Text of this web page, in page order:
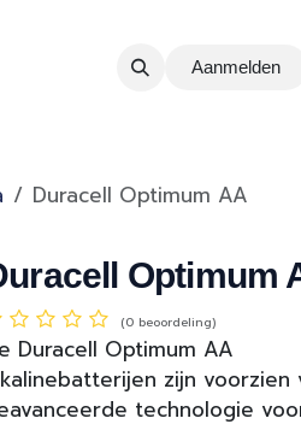
Aanmelden
Duracell Optimum AA
Optimum
(0 beoordeling)
Duracell Optimum AA
zijn voorzien
technologie